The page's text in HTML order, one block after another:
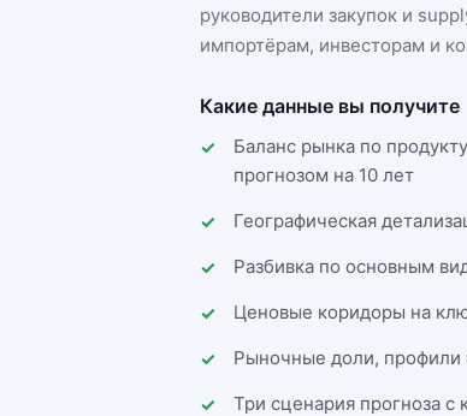
руководители закупок и
импортёрам, инвесторам и
Какие данные вы получите
Баланс рынка по
прогнозом на 10 лет
Географическая
Разбивка по основным
Ценовые коридоры на
Рыночные доли, профили
Три сценария прогноза с